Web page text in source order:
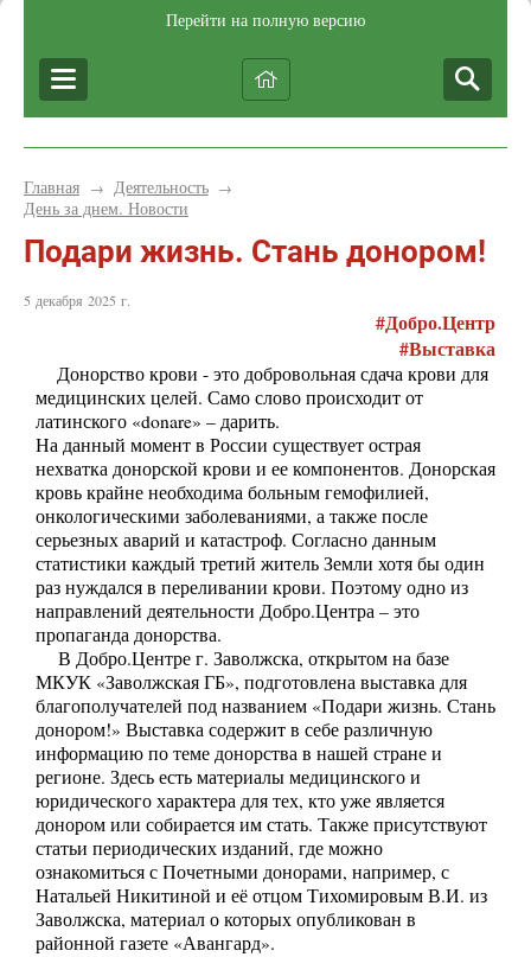
Перейти на полную версию
Главная → Деятельность →
День за днем. Новости
Подари жизнь. Стань донором!
5 декабря 2025 г.
#Добро.Центр
#Выставка
Донорство крови - это добровольная сдача крови для
медицинских целей. Само слово происходит от
латинского «donare» – дарить.
На данный момент в России существует острая
нехватка донорской крови и ее компонентов. Донорская
кровь крайне необходима больным гемофилией,
онкологическими заболеваниями, а также после
серьезных аварий и катастроф. Согласно данным
статистики каждый третий житель Земли хотя бы один
раз нуждался в переливании крови. Поэтому одно из
направлений деятельности Добро.Центра – это
пропаганда донорства.
В Добро.Центре г. Заволжска, открытом на базе
МКУК «Заволжская ГБ», подготовлена выставка для
благополучателей под названием «Подари жизнь. Стань
донором!» Выставка содержит в себе различную
информацию по теме донорства в нашей стране и
регионе. Здесь есть материалы медицинского и
юридического характера для тех, кто уже является
донором или собирается им стать. Также присутствуют
статьи периодических изданий, где можно
ознакомиться с Почетными донорами, например, с
Натальей Никитиной и её отцом Тихомировым В.И. из
Заволжска, материал о которых опубликован в
районной газете «Авангард».